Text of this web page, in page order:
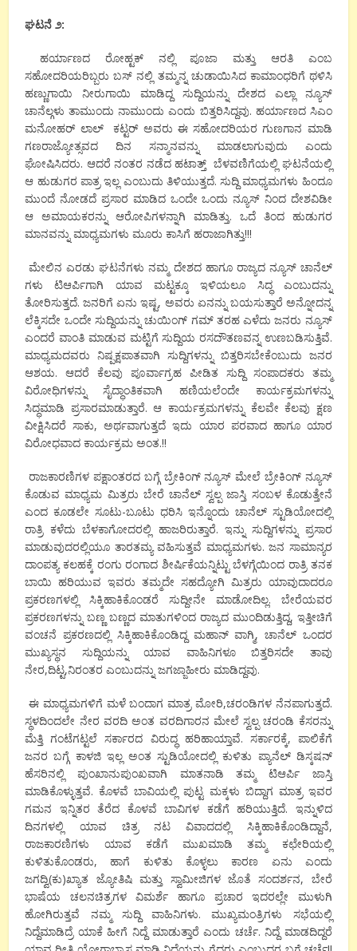
ಘಟನೆ ೨:
ಹರ್ಯಾಣದ ರೋಹ್ಟಕ್ ನಲ್ಲಿ ಪೂಜಾ ಮತ್ತು ಆರತಿ ಎಂಬ
ಸಹೋದರಿಯರಿಬ್ಬರು ಬಸ್ ನಲ್ಲಿ ತಮ್ಮನ್ನ ಚುಡಾಯಿಸಿದ ಕಾಮಾಂಧರಿಗೆ ಥಳಿಸಿ
ಹಣ್ಣುಗಾಯಿ ನೀರುಗಾಯಿ ಮಾಡಿದ್ದ ಸುದ್ದಿಯನ್ನು ದೇಶದ ಎಲ್ಲಾ ನ್ಯೂಸ್
ಚಾನೆಲ್ಗಳು ತಾಮುಂದು ನಾಮುಂದು ಎಂದು ಬಿತ್ತರಿಸಿದ್ದವು. ಹರ್ಯಾಣದ ಸಿಎಂ
ಮನೋಹರ್ ಲಾಲ್ ಕಟ್ಟರ್ ಅವರು ಈ ಸಹೋದರಿಯರ ಗುಣಗಾನ ಮಾಡಿ
ಗಣರಾಜ್ಯೋತ್ಸವದ ದಿನ ಸನ್ಮಾನವನ್ನು ಮಾಡಲಾಗುವುದು ಎಂದು
ಘೋಷಿಸಿದರು. ಆದರೆ ನಂತರ ನಡೆದ ಹಟಾತ್ತ್ ಬೆಳವಣಿಗೆಯಲ್ಲಿ ಘಟನೆಯಲ್ಲಿ
ಆ ಹುಡುಗರ ಪಾತ್ರ ಇಲ್ಲ ಎಂಬುದು ತಿಳಿಯುತ್ತದೆ. ಸುದ್ದಿ ಮಾಧ್ಯಮಗಳು ಹಿಂದೂ
ಮುಂದೆ ನೋಡದೆ ಪ್ರಸಾರ ಮಾಡಿದ ಒಂದೇ ಒಂದು ನ್ಯೂಸ್ ನಿಂದ ದೇಶವಿಡೀ
ಆ ಅಮಾಯಕರನ್ನು ಆರೋಪಿಗಳನ್ನಾಗಿ ಮಾಡಿತ್ತು. ಒದೆ ತಿಂದ ಹುಡುಗರ
ಮಾನವನ್ನು ಮಾಧ್ಯಮಗಳು ಮೂರು ಕಾಸಿಗೆ ಹರಾಜಾಗಿತ್ತು!!!
ಮೇಲಿನ ಎರಡು ಘಟನೆಗಳು ನಮ್ಮ ದೇಶದ ಹಾಗೂ ರಾಜ್ಯದ ನ್ಯೂಸ್ ಚಾನೆಲ್
ಗಳು ಟಿಆರ್ಪಿಗಾಗಿ ಯಾವ ಮಟ್ಟಕ್ಕೂ ಇಳಿಯಲೂ ಸಿದ್ಧ ಎಂಬುದನ್ನು
ತೋರಿಸುತ್ತದೆ. ಜನರಿಗೆ ಏನು ಇಷ್ಟ, ಅವರು ಏನನ್ನು ಬಯಸುತ್ತಾರೆ ಅನ್ನೋದನ್ನ
ಲೆಕ್ಕಿಸದೇ ಒಂದೇ ಸುದ್ದಿಯನ್ನು ಚುಯಿಂಗ್ ಗಮ್ ತರಹ ಎಳೆದು ಜನರು ನ್ಯೂಸ್
ಎಂದರೆ ವಾಂತಿ ಮಾಡುವ ಮಟ್ಟಿಗೆ ಸುದ್ದಿಯ ರಸದೌತಣವನ್ನ ಉಣಬಡಿಸುತ್ತಿವೆ.
ಮಾಧ್ಯಮದವರು ನಿಷ್ಪಕ್ಷಪಾತವಾಗಿ ಸುದ್ದಿಗಳನ್ನು ಬಿತ್ತರಿಸಬೇಕೆಂಬುದು ಜನರ
ಆಶಯ. ಆದರೆ ಕೆಲವು ಪೂರ್ವಾಗ್ರಹ ಪೀಡಿತ ಸುದ್ದಿ ಸಂಪಾದಕರು ತಮ್ಮ
ವಿರೋಧಿಗಳನ್ನು ಸೈದ್ಧಾಂತಿಕವಾಗಿ ಹಣಿಯಲೆಂದೇ ಕಾರ್ಯಕ್ರಮಗಳನ್ನು
ಸಿದ್ಧಮಾಡಿ ಪ್ರಸಾರಮಾಡುತ್ತಾರೆ. ಆ ಕಾರ್ಯಕ್ರಮಗಳನ್ನು ಕೆಲವೇ ಕೆಲವು ಕ್ಷಣ
ವೀಕ್ಷಿಸಿದರೆ ಸಾಕು, ಅರ್ಥವಾಗುತ್ತದೆ ಇದು ಯಾರ ಪರವಾದ ಹಾಗೂ ಯಾರ
ವಿರೋಧವಾದ ಕಾರ್ಯಕ್ರಮ ಅಂತ.!!
ರಾಜಕಾರಣಿಗಳ ಪಕ್ಷಾಂತರದ ಬಗ್ಗೆ ಬ್ರೇಕಿಂಗ್ ನ್ಯೂಸ್ ಮೇಲೆ ಬ್ರೇಕಿಂಗ್ ನ್ಯೂಸ್
ಕೊಡುವ ಮಾಧ್ಯಮ ಮಿತ್ರರು ಬೇರೆ ಚಾನೆಲ್ ಸ್ವಲ್ಪ ಜಾಸ್ತಿ ಸಂಬಳ ಕೊಡುತ್ತೇನೆ
ಎಂದ ಕೂಡಲೇ ಸೂಟು-ಬೂಟು ಧರಿಸಿ ಇನ್ನೊಂದು ಚಾನೆಲ್ ಸ್ಟುಡಿಯೋದಲ್ಲಿ
ರಾತ್ರಿ ಕಳೆದು ಬೆಳಕಾಗೋದರಲ್ಲಿ ಹಾಜರಿರುತ್ತಾರೆ. ಇನ್ನು ಸುದ್ದಿಗಳನ್ನು ಪ್ರಸಾರ
ಮಾಡುವುದರಲ್ಲಿಯೂ ತಾರತಮ್ಯ ವಹಿಸುತ್ತವೆ ಮಾಧ್ಯಮಗಳು. ಜನ ಸಾಮಾನ್ಯರ
ದಾಂಪತ್ಯ ಕಲಹಕ್ಕೆ ರಂಗು ರಂಗಾದ ಶೀರ್ಷಿಕೆಯನ್ನಿಟ್ಟು ಬೆಳಗ್ಗೆಯಿಂದ ರಾತ್ರಿ ತನಕ
ಬಾಯಿ ಹರಿಯುವ ಇವರು ತಮ್ಮದೇ ಸಹದ್ಯೋಗಿ ಮಿತ್ರರು ಯಾವುದಾದರೂ
ಪ್ರಕರಣಗಳಲ್ಲಿ ಸಿಕ್ಕಿಹಾಕಿಕೊಂಡರೆ ಸುದ್ದೀನೇ ಮಾಡೋದಿಲ್ಲ. ಬೇರೆಯವರ
ಪ್ರಕರಣಗಳನ್ನು ಬಣ್ಣ ಬಣ್ಣದ ಮಾತುಗಳಿಂದ ರಾಜ್ಯದ ಮುಂದಿಡುತ್ತಿದ್ದ, ಇತ್ತೀಚಿಗೆ
ವಂಚನೆ ಪ್ರಕರಣದಲ್ಲಿ ಸಿಕ್ಕಿಹಾಕಿಕೊಂಡಿದ್ದ ಮಹಾನ್ ವಾಗ್ಮಿ, ಚಾನೆಲ್ ಒಂದರ
ಮುಖ್ಯಸ್ಥನ ಸುದ್ದಿಯನ್ನು ಯಾವ ವಾಹಿನಿಗಳೂ ಬಿತ್ತರಿಸದೇ ತಾವು
ನೇರ,ದಿಟ್ಟ,ನಿರಂತರ ಎಂಬುದನ್ನು ಜಗಜ್ಜಾಹೀರು ಮಾಡಿದ್ದವು.
ಈ ಮಾಧ್ಯಮಗಳಿಗೆ ಮಳೆ ಬಂದಾಗ ಮಾತ್ರ ಮೋರಿ,ಚರಂಡಿಗಳ ನೆನಪಾಗುತ್ತದೆ.
ಸ್ಥಳದಿಂದಲೇ ನೇರ ವರದಿ ಅಂತ ವರದಿಗಾರನ ಮೇಲೆ ಸ್ವಲ್ಪ ಚರಂಡಿ ಕೆಸರನ್ನು
ಮೆತ್ತಿ ಗಂಟೆಗಟ್ಟಲೆ ಸರ್ಕಾರದ ವಿರುದ್ಧ ಹರಿಹಾಯ್ತಾವೆ. ಸರ್ಕಾರಕ್ಕೆ, ಪಾಲಿಕೆಗೆ
ಜನರ ಬಗ್ಗೆ ಕಾಳಜಿ ಇಲ್ಲ ಅಂತ ಸ್ಟುಡಿಯೋದಲ್ಲಿ ಕುಳಿತು ಪ್ಯಾನೆಲ್ ಡಿಸ್ಕಷನ್
ಹೆಸರಿನಲ್ಲಿ ಪುಂಖಾನುಪುಂಖವಾಗಿ ಮಾತನಾಡಿ ತಮ್ಮ ಟಿಆರ್ಪಿ ಜಾಸ್ತಿ
ಮಾಡಿಕೊಳ್ಳುತ್ತವೆ. ಕೊಳವೆ ಬಾವಿಯಲ್ಲಿ ಪುಟ್ಟ ಮಕ್ಕಳು ಬಿದ್ದಾಗ ಮಾತ್ರ ಇವರ
ಗಮನ ಇನ್ನಿತರ ತೆರೆದ ಕೊಳವೆ ಬಾವಿಗಳ ಕಡೆಗೆ ಹರಿಯುತ್ತಿದೆ. ಇನ್ನುಳಿದ
ದಿನಗಳಲ್ಲಿ ಯಾವ ಚಿತ್ರ ನಟ ವಿವಾದದಲ್ಲಿ ಸಿಕ್ಕಿಹಾಕಿಕೊಂಡಿದ್ದಾನೆ,
ರಾಜಕಾರಣಿಗಳು ಯಾವ ಕಡೆಗೆ ಮುಖಮಾಡಿ ತಮ್ಮ ಕಛೇರಿಯಲ್ಲಿ
ಕುಳಿತುಕೊಂಡರು, ಹಾಗೆ ಕುಳಿತು ಕೊಳ್ಳಲು ಕಾರಣ ಏನು ಎಂದು
ಜಗದ್ವಿ(ಕು)ಖ್ಯಾತ ಜ್ಯೋತಿಷಿ ಮತ್ತು ಸ್ವಾಮೀಜಿಗಳ ಜೊತೆ ಸಂದರ್ಶನ, ಬೇರೆ
ಭಾಷೆಯ ಚಲನಚಿತ್ರಗಳ ವಿಮರ್ಶೆ ಹಾಗೂ ಪ್ರಚಾರ ಇದರಲ್ಲೇ ಮುಳುಗಿ
ಹೋಗಿರುತ್ತವೆ ನಮ್ಮ ಸುದ್ದಿ ವಾಹಿನಿಗಳು. ಮುಖ್ಯಮಂತ್ರಿಗಳು ಸಭೆಯಲ್ಲಿ
ನಿದ್ದೆಮಾಡಿದ್ರೆ ಯಾಕೆ ಹೀಗೆ ನಿದ್ದೆ ಮಾಡುತ್ತಾರೆ ಎಂದು ಚರ್ಚೆ. ನಿದ್ದೆ ಮಾಡದಿದ್ದರೆ